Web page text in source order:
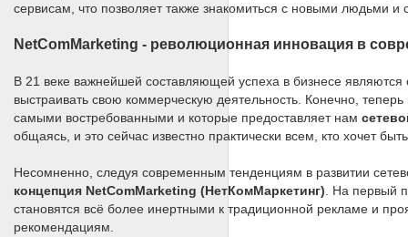
сервисам, что позволяет также знакомиться с новыми людьми и
NetComMarketing - революционная инновация в
В 21 веке важнейшей составляющей успеха в бизнесе
выстраивать свою коммерческую деятельность. Конечно,
самыми востребованными и которые предоставляет нам
общаясь, и это сейчас известно практически всем, кто хочет
Несомненно, следуя современным тенденциям в развитии
концепция NetComMarketing (НетКомМаркетинг) . На первый
становятся всё более инертными к традиционной рекламе и
рекомендациям.